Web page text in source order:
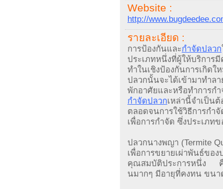
Website :
http://
รายละเอียด :
การป้องกันและกำจัดปลวก
ประเภทหนึ่งที่ผู้ให้บริการ
ทำในเชิงป้องกันการเกิด
ปลวกนั้นจะได้เข้ามาทำล
พักอาศัยและหรือทำการ
กำจัดปลวกเหล่านี้จำเป็นต้
ตลอดจนการใช้วิธีการกำ
เพื่อการกำจัด ซึ่งประเภท
ปลวกนางพญา (Termite
เพื่อการขยายเผ่าพันธ์
คุณสมบัติประการหนึ่ง คื
นมากๆ มีอายุที่คงทน ขน